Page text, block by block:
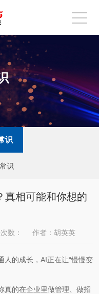
识
识
真相可能和你想的
数： 作者：胡英英
人的成长，AI正在让“慢慢变
真的在企业里做管理、做招